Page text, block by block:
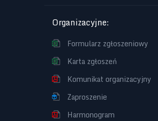
Organizacyjne:
Formularz zgłoszeniowy
Karta zgłoszeń
Komunikat organizacyjny
Zaproszenie
Harmonogram